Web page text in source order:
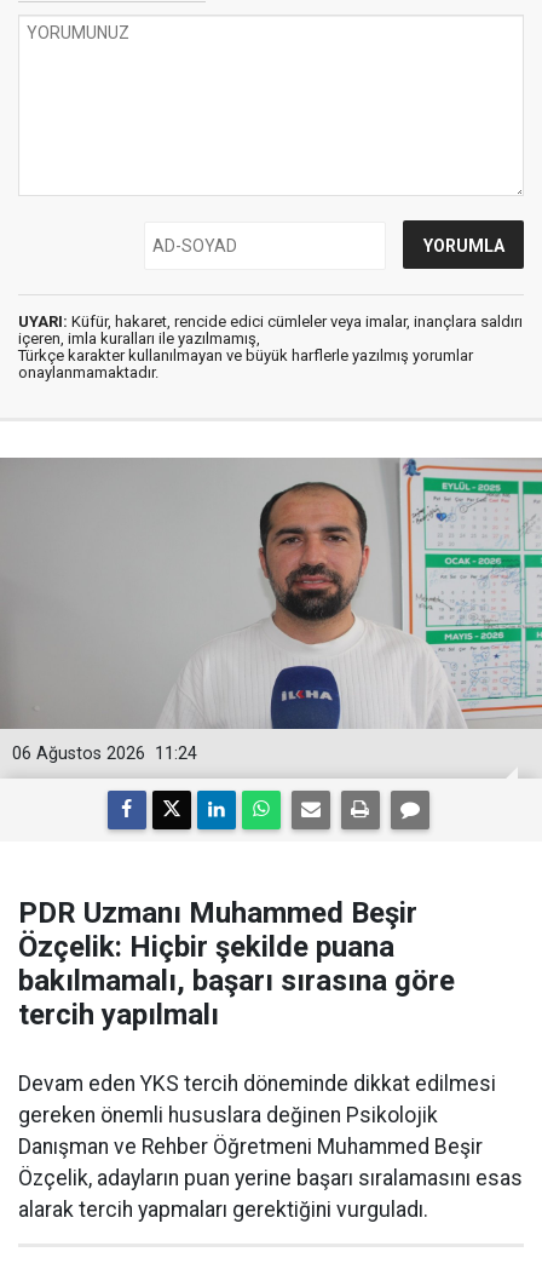
UYARI: Küfür, hakaret, rencide edici cümleler veya imalar, inançlara saldırı
içeren, imla kuralları ile yazılmamış,
Türkçe karakter kullanılmayan ve büyük harflerle yazılmış yorumlar
onaylanmamaktadır.
11:24
06 Ağustos 2026
PDR Uzmanı Muhammed Beşir
Özçelik: Hiçbir şekilde puana
bakılmamalı, başarı sırasına göre
tercih yapılmalı
Devam eden YKS tercih döneminde dikkat edilmesi
gereken önemli hususlara değinen Psikolojik
Danışman ve Rehber Öğretmeni Muhammed Beşir
Özçelik, adayların puan yerine başarı sıralamasını esas
alarak tercih yapmaları gerektiğini vurguladı.